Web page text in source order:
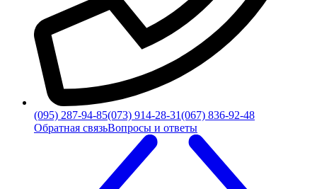
(095) 287-94-85(073) 914-28-31(067) 836-92-48
Обратная связьВопросы и ответы